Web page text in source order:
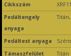
Cikkszám
Pedáltengely
anyaga
Pedáltest anyaga
Támaszfelület
Titán